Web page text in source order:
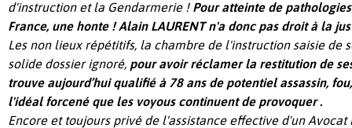
d'instruction et la Gendarmerie ! Pour atteinte de
France, une honte ! Alain LAURENT n'a donc pas droit à la
Les non lieux répétitifs, la chambre de l'instruction saisie de
solide dossier ignoré, pour avoir réclamer la restitution de
trouve aujourd’hui qualifié à 78 ans de potentiel assassin,
l'idéal forcené que les voyous continuent de provoquer .
Encore et toujours privé de l'assistance effective d'un